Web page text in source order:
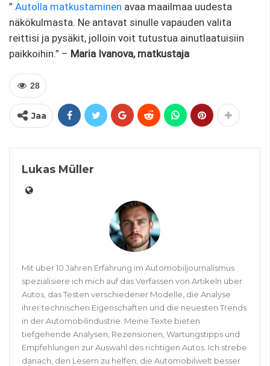
” Autolla matkustaminen avaa maailmaa uudesta
näkökulmasta. Ne antavat sinulle vapauden valita
reittisi ja pysäkit, jolloin voit tutustua ainutlaatuisiin
paikkoihin.” – Maria Ivanova, matkustaja
28
Jaa
Lukas Müller
Mit über 10 Jahren Erfahrung im Automobiljournalismus
spezialisiere ich mich auf das Verfassen von Artikeln über
Autos, das Testen verschiedener Modelle, die Analyse
ihrer technischen Eigenschaften und die neuesten Trends
in der Automobilindustrie. Meine Texte bieten
tiefgehende Analysen, Rezensionen, Wartungstipps und
Empfehlungen zur Auswahl des richtigen Autos. Ich strebe
danach, den Lesern zu helfen, die Automobilwelt besser